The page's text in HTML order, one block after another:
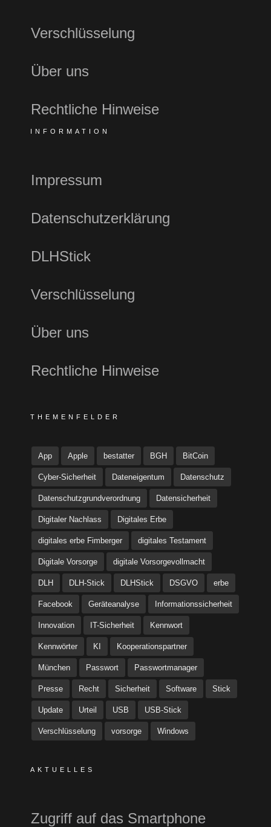
Verschlüsselung
Über uns
Rechtliche Hinweise
INFORMATION
Impressum
Datenschutzerklärung
DLHStick
Verschlüsselung
Über uns
Rechtliche Hinweise
THEMENFELDER
App Apple bestatter BGH BitCoin
Cyber-Sicherheit Dateneigentum Datenschutz
Datenschutzgrundverordnung Datensicherheit
Digitaler Nachlass Digitales Erbe
digitales erbe Fimberger digitales Testament
Digitale Vorsorge digitale Vorsorgevollmacht
DLH DLH-Stick DLHStick DSGVO erbe
Facebook Geräteanalyse Informationssicherheit
Innovation IT-Sicherheit Kennwort
Kennwörter KI Kooperationspartner
München Passwort Passwortmanager
Presse Recht Sicherheit Software Stick
Update Urteil USB USB-Stick
Verschlüsselung vorsorge Windows
AKTUELLES
Zugriff auf das Smartphone